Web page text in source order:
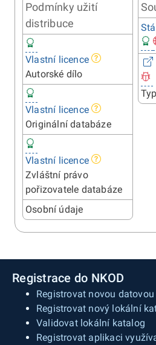
Podmínky užití
distribuce
Vlastní licence
Autorské dílo
Vlastní licence
Originální databáze
Vlastní licence
Zvláštní právo
pořizovatele databáze
Osobní údaje
Registrace do NKOD
Registrovat novou
Registrovat nový lokální
Validovat lokální katalog
Registrovat aplikaci